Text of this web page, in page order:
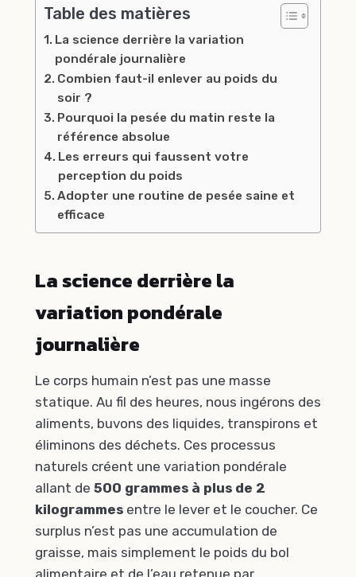
Table des matières
La science derrière la variation
pondérale journalière
Combien faut-il enlever au poids du
soir ?
Pourquoi la pesée du matin reste la
référence absolue
Les erreurs qui faussent votre
perception du poids
Adopter une routine de pesée saine et
efficace
La science derrière la
variation pondérale
journalière
Le corps humain n’est pas une masse
statique. Au fil des heures, nous ingérons des
aliments, buvons des liquides, transpirons et
éliminons des déchets. Ces processus
naturels créent une variation pondérale
allant de 500 grammes à plus de 2
kilogrammes entre le lever et le coucher. Ce
surplus n’est pas une accumulation de
graisse, mais simplement le poids du bol
alimentaire et de l’eau retenue par